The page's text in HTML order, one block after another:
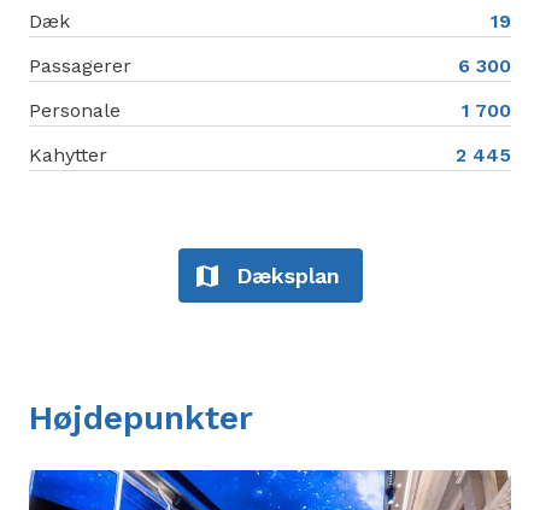
skønhedssalon og neglesalon.
Dæk
19
Passagerer
6 300
Personale
1 700
Kahytter
2 445
Dæksplan
Højdepunkter